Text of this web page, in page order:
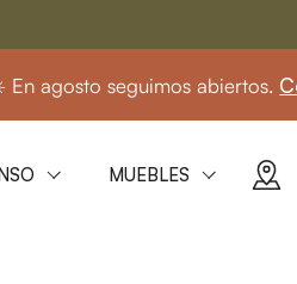
seguimos abiertos. Consulta
MUEBLES